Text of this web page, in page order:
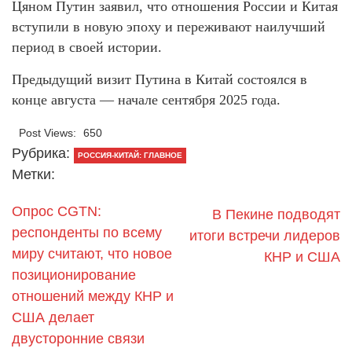
Цяном Путин заявил, что отношения России и Китая
вступили в новую эпоху и переживают наилучший
период в своей истории.
Предыдущий визит Путина в Китай состоялся в
конце августа — начале сентября 2025 года.
Post Views: 650
Рубрика: РОССИЯ-КИТАЙ: ГЛАВНОЕ
Метки:
Опрос CGTN:
респонденты по всему
миру считают, что новое
позиционирование
отношений между КНР и
США делает
двусторонние связи
В Пекине подводят
итоги встречи лидеров
КНР и США